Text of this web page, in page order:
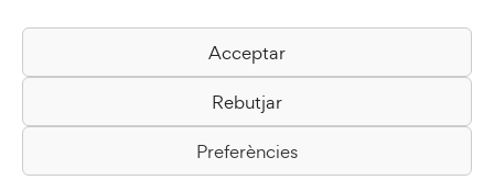
Acceptar
Rebutjar
Preferències
Biblioteca Pilarin Bayés
Passeig de la Generalitat, 1
08500 Vic